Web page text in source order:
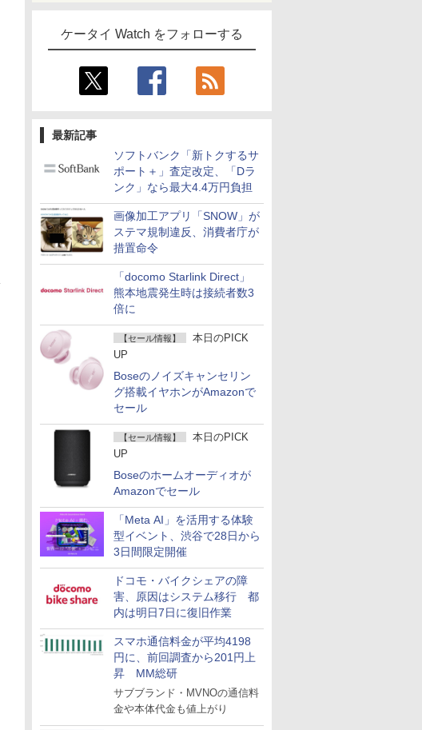
ケータイ Watch をフォローする
最新記事
ソフトバンク「新トクするサ
ポート＋」査定改定、「Dラ
ンク」なら最大4.4万円負担
画像加工アプリ「SNOW」が
ステマ規制違反、消費者庁が
措置命令
「docomo Starlink Direct」
熊本地震発生時は接続者数3
倍に
【セール情報】
本日のPICK
UP
Boseのノイズキャンセリン
グ搭載イヤホンがAmazonで
セール
【セール情報】
本日のPICK
UP
Boseのホームオーディオが
Amazonでセール
「Meta AI」を活用する体験
型イベント、渋谷で28日から
3日間限定開催
ドコモ・バイクシェアの障
害、原因はシステム移行 都
内は明日7日に復旧作業
スマホ通信料金が平均4198
円に、前回調査から201円上
昇 MM総研
サブブランド・MVNOの通信料
金や本体代金も値上がり